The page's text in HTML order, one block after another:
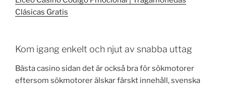
Clásicas Gratis
Kom igang enkelt och njut av snabba uttag
Bästa casino sidan det är också bra för sökmotorer
eftersom sökmotorer älskar färskt innehåll, svenska